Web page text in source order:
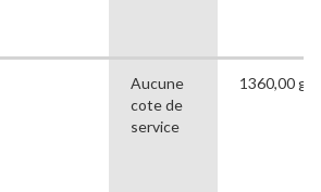
Aucune
cote de
service
1360,00 g